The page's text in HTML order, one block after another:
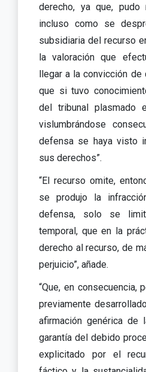
derecho, ya que,
incluso como se
subsidiaria del recurso
la valoración que
llegar a la convicción de
que si tuvo
del tribunal plasmado
vislumbrándose
defensa se haya visto
sus derechos”.
“El recurso omite,
se produjo la
defensa, solo se
temporal, que en la
derecho al recurso, de
perjuicio”, añade.
“Que, en consecuencia,
previamente
afirmación genérica de
garantía del debido
explicitado por el